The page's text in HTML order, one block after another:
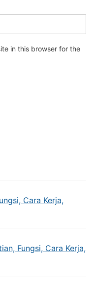
Cara Kerja,
Fungsi, Cara Kerja,
in this browser for the